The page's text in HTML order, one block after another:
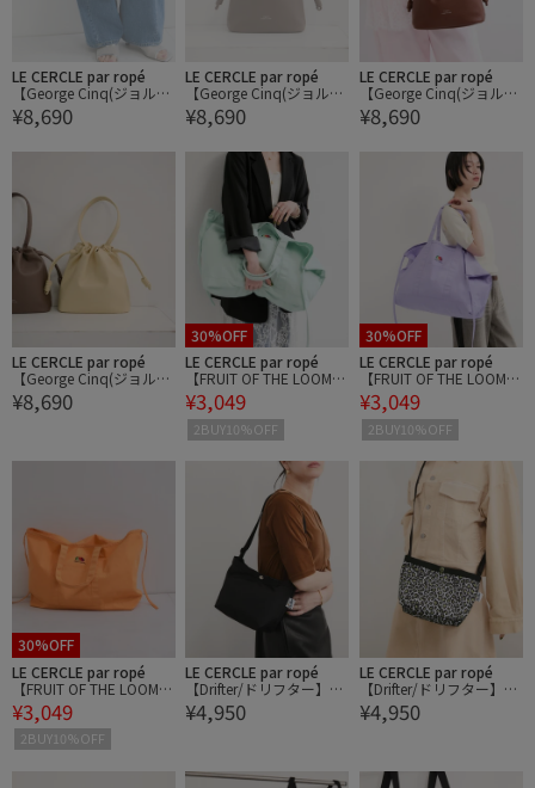
LE CERCLE par ropé
【George Cinq(ジョルジ
ュサンク)】DRAWSTRIN
G BAG（S）/WEB限定
¥8,690
LE CERCLE par ropé
【George Cinq(ジョルジ
ュサンク)】DRAWSTRIN
G BAG（S）/WEB限定
¥8,690
LE CERCLE par ropé
【George Cinq(ジョルジ
ュサンク)】DRAWSTRIN
G BAG（S）/WEB限定
¥8,690
LE CERCLE par ropé
【George Cinq(ジョルジ
ュサンク)】DRAWSTRIN
G BAG（S）/WEB限定
¥8,690
30%OFF
LE CERCLE par ropé
【FRUIT OF THE LOOM】
TOTEBAG/別注
¥3,049
2BUY10%OFF
30%OFF
LE CERCLE par ropé
【FRUIT OF THE LOOM】
TOTEBAG/別注
¥3,049
2BUY10%OFF
30%OFF
LE CERCLE par ropé
【FRUIT OF THE LOOM】
TOTEBAG/別注
¥3,049
2BUY10%OFF
LE CERCLE par ropé
【Drifter/ドリフター】LE
NNY
¥4,950
LE CERCLE par ropé
【Drifter/ドリフター】LE
NNY
¥4,950